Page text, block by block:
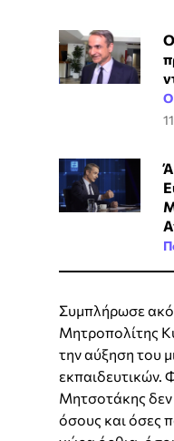
Ο
Συμπλήρωσε
Μητροπολίτης
την αύξηση του
εκπαιδευτικών.
Μητσοτάκης δεν
όσους και όσες